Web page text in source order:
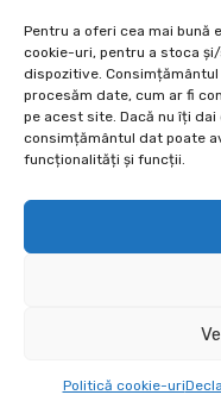
Pentru a oferi cea mai bună
cookie-uri, pentru a stoca
dispozitive.
procesăm date, cum ar fi
pe acest site. Dacă nu îți
consimțământul dat poate
funcționalități și funcții.
Politică cookie-uri
Depozit En-Gross și En-
Piatră Decorativă și Plante
Preturi accesibile, calitate si
+40760973126
INFORMAȚII UTILE